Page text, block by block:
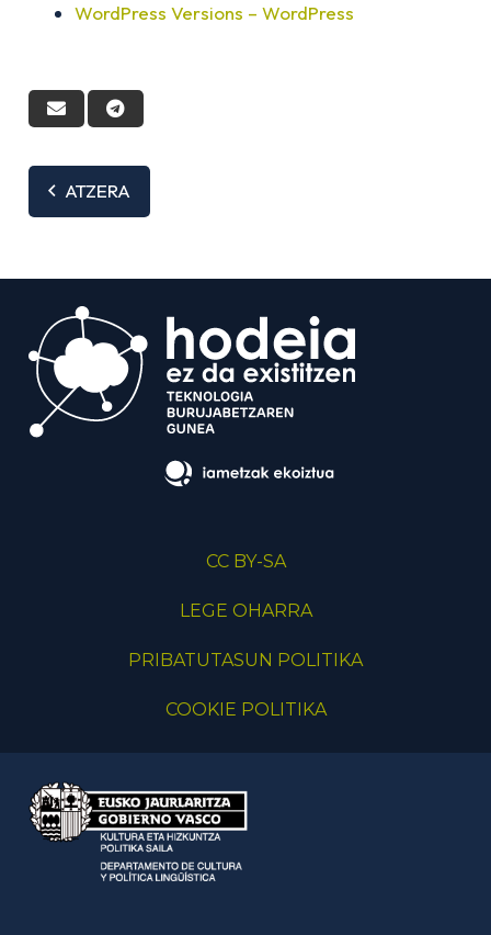
WordPress Versions – WordPress
ATZERA
CC BY-SA
LEGE OHARRA
PRIBATUTASUN POLITIKA
COOKIE POLITIKA